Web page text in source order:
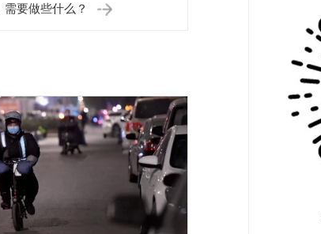
要做些什么？